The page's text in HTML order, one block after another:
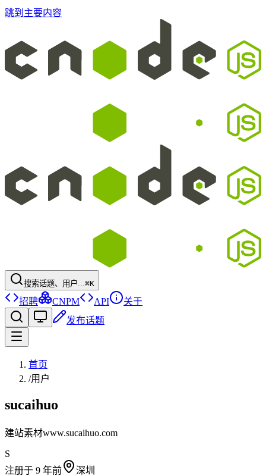
跳到主要内容
搜索话题、用户...⌘K
招聘 CNPM API
关于
发布话题
首页
/用户
sucaihuo
建站素材www.sucaihuo.com
S
注册于 9 年前
深圳